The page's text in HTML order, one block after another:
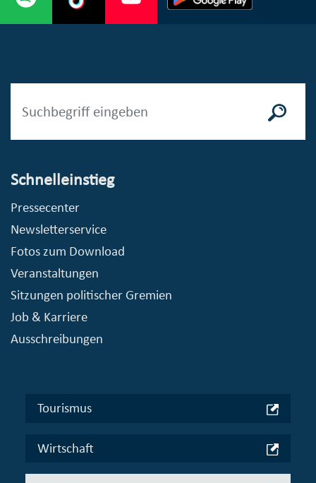
Schnelleinstieg
Pressecenter
Newsletterservice
Fotos zum Download
Veranstaltungen
Sitzungen politischer Gremien
Job & Karriere
Ausschreibungen
Tourismus
Wirtschaft